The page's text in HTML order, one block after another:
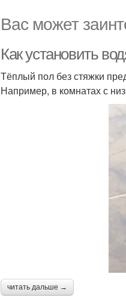
Вас может
Как установить
Тёплый пол без стяжки
Например, в комнатах с
читать дальше →